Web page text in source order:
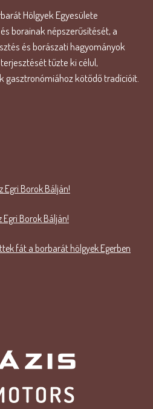
Hölgyek Egyesülete
borainak népszerűsítését, a
és borászati hagyományok
tűzte ki célul,
gasztronómiához kötődő tradícióit.
Egri Borok Bálján!
Borok Bálján!
fát a borbarát hölgyek Egerben